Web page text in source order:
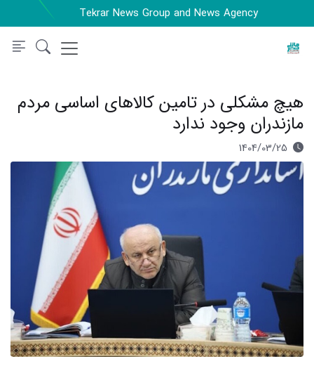
Tekrar News Group and News Agency
هیچ مشکلی در تامین کالاهای اساسی مردم
مازندران وجود ندارد
1404/03/25